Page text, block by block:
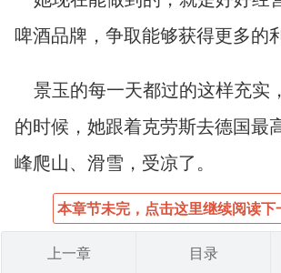
啤酒品牌，争取能够获得更多的
景玉的每一天都过的这样充实
的时候，她跟着克劳斯去德国
峰爬山、滑雪，受凉了。
本章节未完，点击这里继续阅读下
上一章 目录